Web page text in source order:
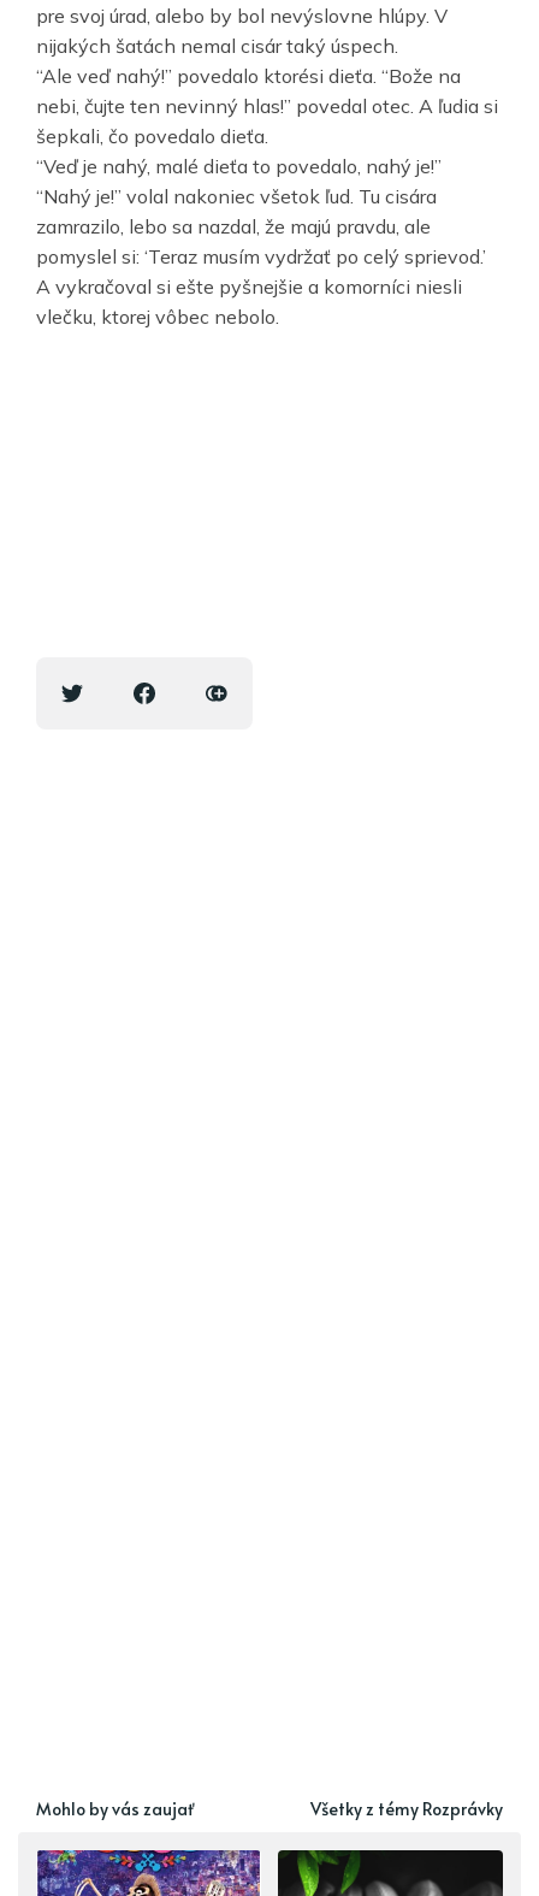
pre svoj úrad, alebo by bol nevýslovne hlúpy. V
nijakých šatách nemal cisár taký úspech.
“Ale veď nahý!” povedalo ktorési dieťa. “Bože na
nebi, čujte ten nevinný hlas!” povedal otec. A ľudia si
šepkali, čo povedalo dieťa.
“Veď je nahý, malé dieťa to povedalo, nahý je!”
“Nahý je!” volal nakoniec všetok ľud. Tu cisára
zamrazilo, lebo sa nazdal, že majú pravdu, ale
pomyslel si: ‘Teraz musím vydržať po celý sprievod.’
A vykračoval si ešte pyšnejšie a komorníci niesli
vlečku, ktorej vôbec nebolo.
Mohlo by vás zaujať Všetky z témy Rozprávky